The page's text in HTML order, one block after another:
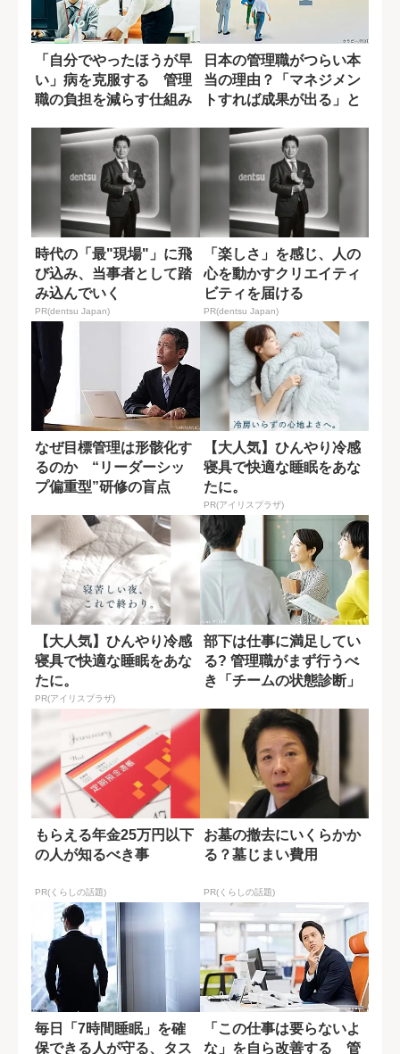
「自分でやったほうが早
い」病を克服する 管理
職の負担を減らす仕組み
日本の管理職がつらい本
当の理由？「マネジメン
トすれば成果が出る」と
時代の「最"現場"」に飛
び込み、当事者として踏
み込んでいく
PR(dentsu Japan)
「楽しさ」を感じ、人の
心を動かすクリエイティ
ビティを届ける
PR(dentsu Japan)
なぜ目標管理は形骸化す
るのか “リーダーシッ
プ偏重型”研修の盲点
【大人気】ひんやり冷感
寝具で快適な睡眠をあな
たに。
PR(アイリスプラザ)
【大人気】ひんやり冷感
寝具で快適な睡眠をあな
たに。
PR(アイリスプラザ)
部下は仕事に満足してい
る? 管理職がまず行うべ
き「チームの状態診断」
もらえる年金25万円以下
の人が知るべき事
PR(くらしの話題)
お墓の撤去にいくらかか
る？墓じまい費用
PR(くらしの話題)
毎日「7時間睡眠」を確
保できる人が守る、タス
「この仕事は要らないよ
な」を自ら改善する 管